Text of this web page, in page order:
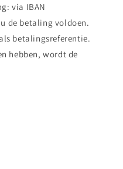
via IBAN
u de betaling voldoen.
betalingsreferentie.
hebben, wordt de